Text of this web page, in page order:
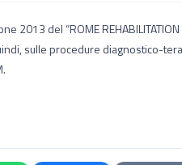
2013 del “ROME
sulle procedure diagnostico-